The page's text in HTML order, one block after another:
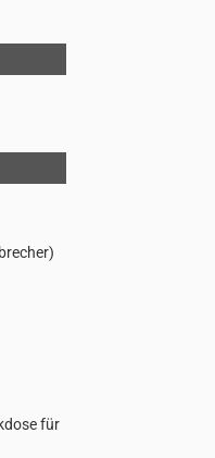
für